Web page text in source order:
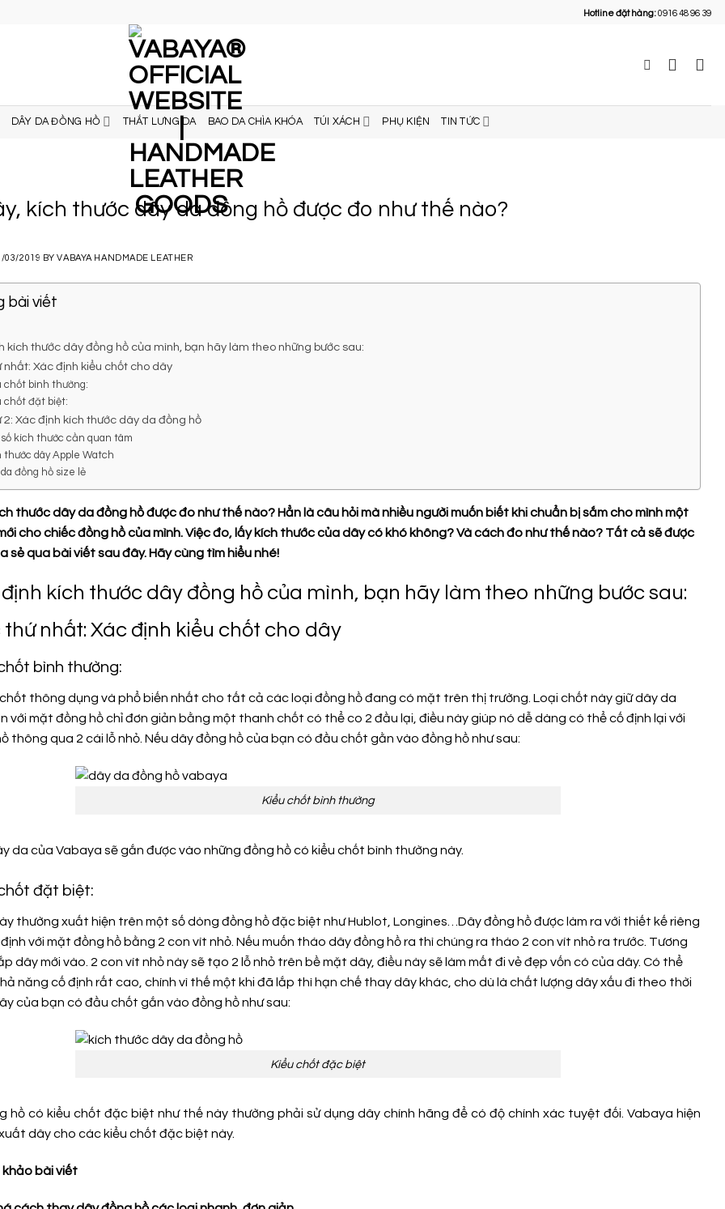
Hotline đặt hàng:0916 48 96 39
DÂY DA ĐỒNG HỒ THẮT LƯNG DA BAO DA CHÌA KHÓA TÚI XÁCH PHỤ KIỆN TIN TỨC
kích thước dây da đồng hồ được đo như thế nào?
03/2019 BYVABAYA HANDMADE LEATHER
bài viết
kích thước dây đồng hồ của mình, bạn hãy làm theo những bước sau:
nhất: Xác định kiểu chốt cho dây
chốt bình thường:
chốt đặt biệt:
2: Xác định kích thước dây da đồng hồ
số kích thước cần quan tâm
thước dây Apple Watch
da đồng hồ size lẻ
thước dây da đồng hồ được đo như thế nào? Hẳn là câu hỏi mà nhiều người muốn biết khi chuẩn bị sắm cho mình một
cho chiếc đồng hồ của mình. Việc đo, lấy kích thước của dây có khó không? Và cách đo như thế nào? Tất cả sẽ được
sẻ qua bài viết sau đây. Hãy cùng tìm hiểu nhé!
kích thước dây đồng hồ của mình, bạn hãy làm theo những bước sau:
thứ nhất: Xác định kiểu chốt cho dây
bình thường:
thông dụng và phổ biến nhất cho tất cả các loại đồng hồ đang có mặt trên thị trường. Loại chốt này giữ dây da
với mặt đồng hồ chỉ đơn giản bằng một thanh chốt có thể co 2 đầu lại, điều này giúp nó dễ dàng có thể cố định lại với
thông qua 2 cái lỗ nhỏ. Nếu dây đồng hồ của bạn có đầu chốt gằn vào đồng hồ như sau:
Kiểu chốt bình thường
da của Vabaya sẽ gắn được vào những đồng hồ có kiểu chốt bình thường này.
đặt biệt:
thường xuất hiện trên một số dòng đồng hồ đặc biệt như Hublot, Longines…Dây đồng hồ được làm ra với thiết kế riêng
với mặt đồng hồ bằng 2 con vít nhỏ. Nếu muốn tháo dây đồng hồ ra thì chúng ra tháo 2 con vít nhỏ ra trước. Tương
dây mới vào. 2 con vít nhỏ này sẽ tạo 2 lỗ nhỏ trên bề mặt dây, điều này sẽ làm mất đi vẻ đẹp vốn có của dây. Có thể
năng cố định rất cao, chính vì thế một khi đã lắp thì hạn chế thay dây khác, cho dù là chất lượng dây xấu đi theo thời
của bạn có đầu chốt gắn vào đồng hồ như sau:
Kiểu chốt đặc biệt
hồ có kiểu chốt đặc biệt như thế này thường phải sử dụng dây chính hãng để có độ chính xác tuyệt đối. Vabaya hiện
dây cho các kiểu chốt đặc biệt này.
bài viết